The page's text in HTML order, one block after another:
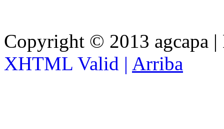
Copyright © 2013 agcapa
XHTML Valid | Arriba